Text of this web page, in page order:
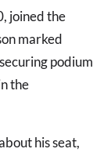
joined the
marked
podium
the
his seat,